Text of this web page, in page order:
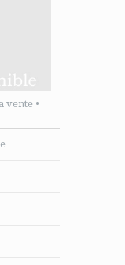
vente •